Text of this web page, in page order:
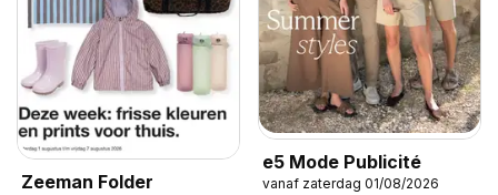
Zeeman Folder
e5 Mode Publicité
vanaf zaterdag 01/08/2026